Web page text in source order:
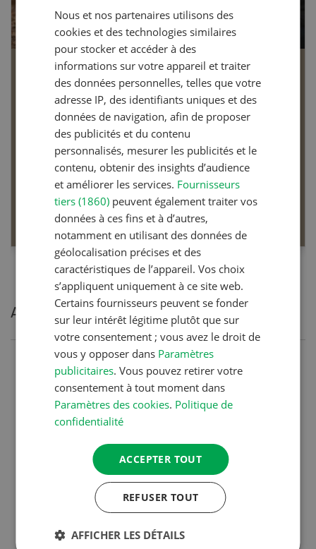
Vétérinaire
Dossier Vétérinaire
Des vétérinaires répondent aux questions sur la
santé animale.
EN SAVOIR PLUS
Articles les plus lues
Production animale
Noms de vaches en Suisse :
liste de A à Z
Production animale
L’aide du vétérinaire: «Que
faire en cas de diarrhée
chez les chèvres ? »
Nous et nos partenaires utilisons des
cookies et des technologies similaires
pour stocker et accéder à des
informations sur votre appareil et traiter
des données personnelles, telles que votre
adresse IP, des identifiants uniques et des
données de navigation, afin de proposer
des publicités et du contenu
personnalisés, mesurer les publicités et le
contenu, obtenir des insights d’audience
et améliorer les services. Fournisseurs
tiers (1860) peuvent également traiter vos
données à ces fins et à d’autres,
notamment en utilisant des données de
géolocalisation précises et des
caractéristiques de l’appareil. Vos choix
s’appliquent uniquement à ce site web.
Certains fournisseurs peuvent se fonder
sur leur intérêt légitime plutôt que sur
votre consentement ; vous avez le droit de
vous y opposer dans Paramètres
publicitaires. Vous pouvez retirer votre
consentement à tout moment dans
Paramètres des cookies. Politique de
confidentialité
ACCEPTER TOUT
REFUSER TOUT
AFFICHER LES DÉTAILS